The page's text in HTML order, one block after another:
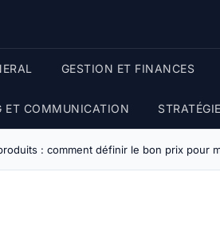
GESTION ET FINANCES
ET COMMUNICATION
: comment définir le bon prix pour